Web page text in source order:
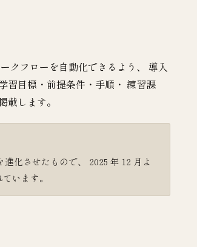
クフローを自動化できるよう、 導入
習目標・前提条件・手順・ 練習課
します。
化させたもので、 2025 年 12 月よ
います。